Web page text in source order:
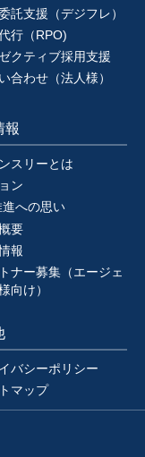
託支援（デジフレ）
行（RPO)
クティブ採用支援
合わせ（法人様）
報
スリーとは
ン
進への思い
要
報
ナー募集（エージェ
向け）
バシーポリシー
マップ